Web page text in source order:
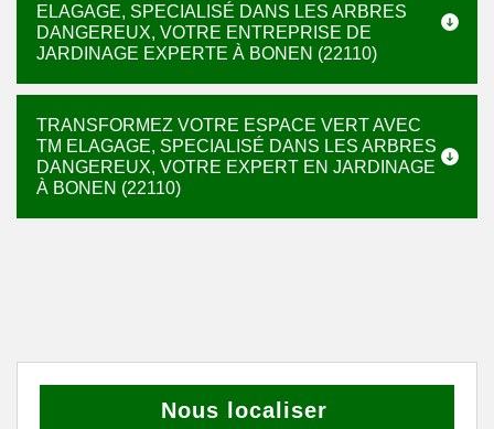
ELAGAGE, SPECIALISÉ DANS LES ARBRES
DANGEREUX, VOTRE ENTREPRISE DE
JARDINAGE EXPERTE À BONEN (22110)
TRANSFORMEZ VOTRE ESPACE VERT AVEC
TM ELAGAGE, SPECIALISÉ DANS LES ARBRES
DANGEREUX, VOTRE EXPERT EN JARDINAGE
À BONEN (22110)
Nous localiser